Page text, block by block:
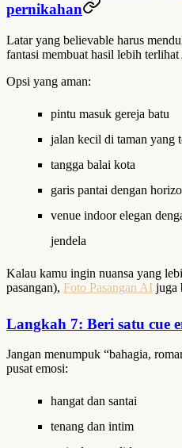
pernikahan
Latar yang believable harus
fantasi membuat hasil lebih
Opsi yang aman:
pintu masuk gereja batu
jalan kecil di taman yang
tangga balai kota
garis pantai dengan
venue indoor elegan
jendela
Kalau kamu ingin nuansa yang
pasangan), Foto Pasangan AI juga
Langkah 7: Beri satu cue
Jangan menumpuk “bahagia,
pusat emosi:
hangat dan santai
tenang dan intim